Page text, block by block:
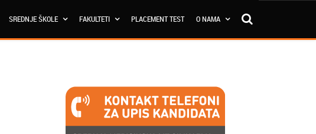
SREDNJE ŠKOLE FAKULTETI PLACEMENT TEST O NAMA